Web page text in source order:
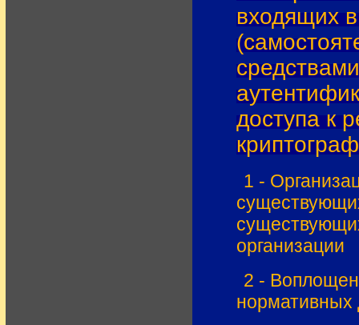
входящих
доступа к
1 -
организации
2 -
нормативных